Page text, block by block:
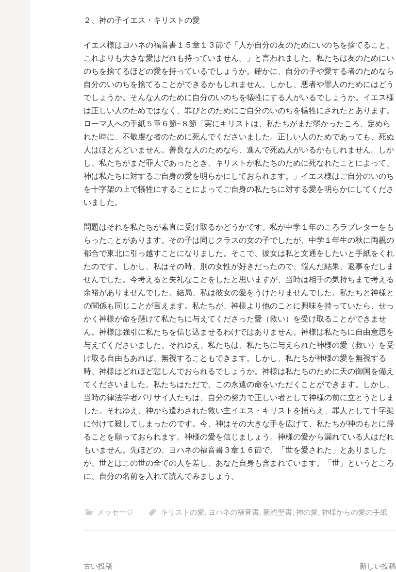
２、神の子イエス・キリストの愛
イエス様はヨハネの福音書１５章１３節で「人が自分の友のためにいのちを捨てること、
これよりも大きな愛はだれも持っていません。」と言われました。私たちは友のためにい
のちを捨てるほどの愛を持っているでしょうか。確かに、自分の子や愛する者のためなら
自分のいのちを捨てることができるかもしれません。しかし、悪者や罪人のためにはどう
でしょうか。そんな人のために自分のいのちを犠牲にする人がいるでしょうか。イエス様
は正しい人のためではなく、罪びとのためにご自分のいのちを犠牲にされたとあります。
ローマ人への手紙５章６節~８節「実にキリストは、私たちがまだ弱かったころ、定めら
れた時に、不敬虔な者のために死んでくださいました。正しい人のためであっても、死ぬ
人はほとんどいません。善良な人のためなら、進んで死ぬ人がいるかもしれません。しか
し、私たちがまだ罪人であったとき、キリストが私たちのために死なれたことによって、
神は私たちに対するご自身の愛を明らかにしておられます。」イエス様はご自分のいのち
を十字架の上で犠牲にすることによってご自身の私たちに対する愛を明らかにしてくださ
いました。
問題はそれを私たちが素直に受け取るかどうかです。私が中学１年のころラブレターをも
らったことがあります。その子は同じクラスの女の子でしたが、中学１年生の秋に両親の
都合で東北に引っ越すことになりました。そこで、彼女は私と文通をしたいと手紙をくれ
たのです。しかし、私はその時、別の女性が好きだったので、悩んだ結果、返事をだしま
せんでした。今考えると失礼なことをしたと思いますが、当時は相手の気持ちまで考える
余裕がありませんでした。結局、私は彼女の愛をうけとりませんでした。私たちと神様と
の関係も同じことが言えます。私たちが、神様より他のことに興味を持っていたら、せっ
かく神様が命を懸けて私たちに与えてくださった愛（救い）を受け取ることができませ
ん。神様は強引に私たちを信じ込ませるわけではありません。神様は私たちに自由意思を
与えてくださいました。それゆえ、私たちは、私たちに与えられた神様の愛（救い）を受
け取る自由もあれば、無視することもできます。しかし、私たちが神様の愛を無視する
時、神様はどれほど悲しんでおられるでしょうか。神様は私たちのために天の御国を備え
てくださいました。私たちはただで、この永遠の命をいただくことができます。しかし、
当時の律法学者パリサイ人たちは、自分の努力で正しい者として神様の前に立とうとしま
した。それゆえ、神から遣わされた救い主イエス・キリストを捕らえ、罪人として十字架
に付けて殺してしまったのです。今、神はその大きな手を広げて、私たちが神のもとに帰
ることを願っておられます。神様の愛を信じましょう。神様の愛から漏れている人はだれ
もいません。先ほどの、ヨハネの福音書３章１６節で、「世を愛された」とありました
が、世とはこの世の全ての人を差し、あなた自身も含まれています。「世」というところ
に、自分の名前を入れて読んでみましょう。
メッセージ キリストの愛, ヨハネの福音書, 新約聖書, 神の愛, 神様からの愛の手紙
古い投稿 新しい投稿